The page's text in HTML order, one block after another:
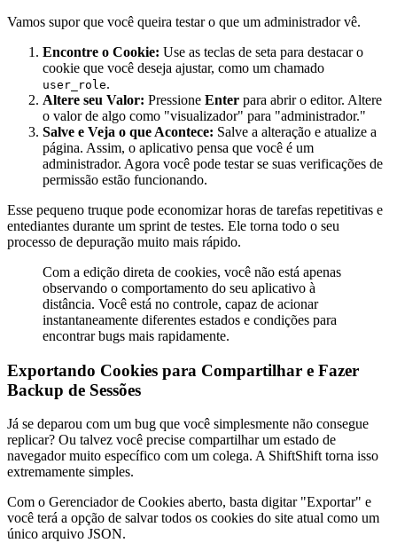
Vamos supor que você queira testar o que um administrador vê.
Encontre o Cookie: Use as teclas de seta para destacar o
cookie que você deseja ajustar, como um chamado
user_role.
Altere seu Valor: Pressione Enter para abrir o editor. Altere
o valor de algo como "visualizador" para "administrador."
Salve e Veja o que Acontece: Salve a alteração e atualize a
página. Assim, o aplicativo pensa que você é um
administrador. Agora você pode testar se suas verificações de
permissão estão funcionando.
Esse pequeno truque pode economizar horas de tarefas repetitivas e
entediantes durante um sprint de testes. Ele torna todo o seu
processo de depuração muito mais rápido.
Com a edição direta de cookies, você não está apenas
observando o comportamento do seu aplicativo à
distância. Você está no controle, capaz de acionar
instantaneamente diferentes estados e condições para
encontrar bugs mais rapidamente.
Exportando Cookies para Compartilhar e Fazer
Backup de Sessões
Já se deparou com um bug que você simplesmente não consegue
replicar? Ou talvez você precise compartilhar um estado de
navegador muito específico com um colega. A ShiftShift torna isso
extremamente simples.
Com o Gerenciador de Cookies aberto, basta digitar "Exportar" e
você terá a opção de salvar todos os cookies do site atual como um
único arquivo JSON.